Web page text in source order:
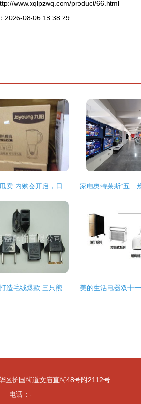
www.xqlpzwq.com/product/66.html
2026-08-06 18:38:29
区护国街道文庙直街48号附2112号
电话：-